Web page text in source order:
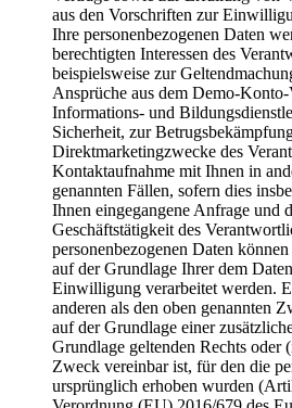
aus den Vorschriften zur
Ihre personenbezogenen Daten
berechtigten Interessen des
beispielsweise zur
Ansprüche aus dem Demo-
Informations- und
Sicherheit, zur
Direktmarketingzwecke des
Kontaktaufnahme mit Ihnen in
genannten Fällen, sofern dies
Ihnen eingegangene Anfrage und
Geschäftstätigkeit des
personenbezogenen Daten
auf der Grundlage Ihrer dem
Einwilligung verarbeitet werden.
anderen als den oben genannten
auf der Grundlage einer
Grundlage geltenden Rechts oder
Zweck vereinbar ist, für den die
ursprünglich erhoben wurden